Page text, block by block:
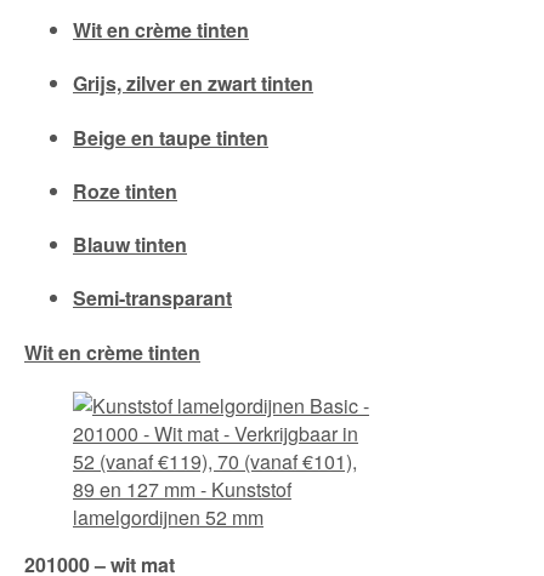
Wit en crème tinten
Grijs, zilver en zwart tinten
Beige en taupe tinten
Roze tinten
Blauw tinten
Semi-transparant
Wit en crème tinten
201000 – wit mat